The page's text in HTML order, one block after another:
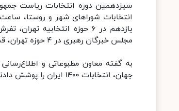
سیزدهمین دوره انتخابات ریاست
یازدهم در ۶ حوزه انتخابیه
مجلس خبرگان رهبری در ۴ حوزه تهران، قم، خراسان رضوی و مازندران برگزار شد..
جهان، انتخابات ۱۴۰۰ ایران را پوشش دادند..